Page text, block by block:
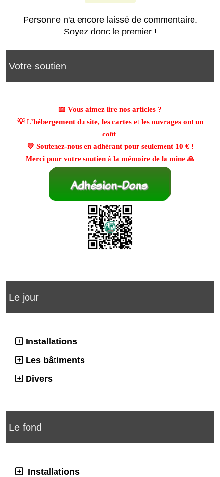
Votre soutien
📖 Vous aimez lire nos articles ?
💡 L’hébergement du site, les cartes et les ouvrages ont un
coût.
💛 Soutenez-nous en adhérant pour seulement 10 €!
Merci pour votre soutien à la mémoire de la mine 🙏
Le jour
Installations
Les bâtiments
Divers
Le fond
Installations
Personne n'a encore laissé de commentaire.
Soyez donc le premier !